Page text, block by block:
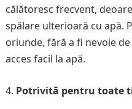
călătoresc frecvent,
spălare ulterioară cu apă.
oriunde, fără a fi nevoie
acces facil la apă.
Potrivită pentru toate